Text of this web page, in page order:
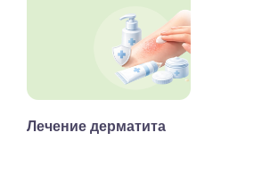
Лечение дерматита